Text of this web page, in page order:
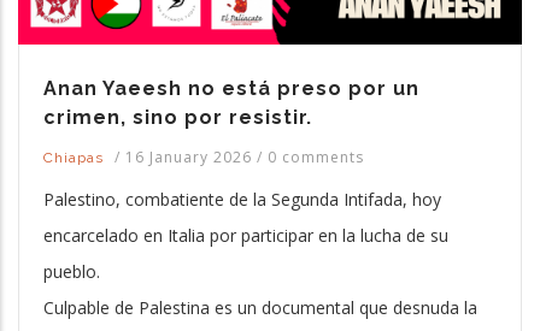
Anan Yaeesh no está preso por un
crimen, sino por resistir.
Chiapas / 16 January 2026 / 0 comments
Palestino, combatiente de la Segunda Intifada, hoy
encarcelado en Italia por participar en la lucha de su
pueblo.
Culpable de Palestina es un documental que desnuda la